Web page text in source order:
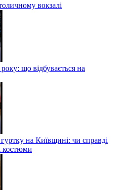
вокзалі
що відбувається на
на Київщині: чи справді
костюми